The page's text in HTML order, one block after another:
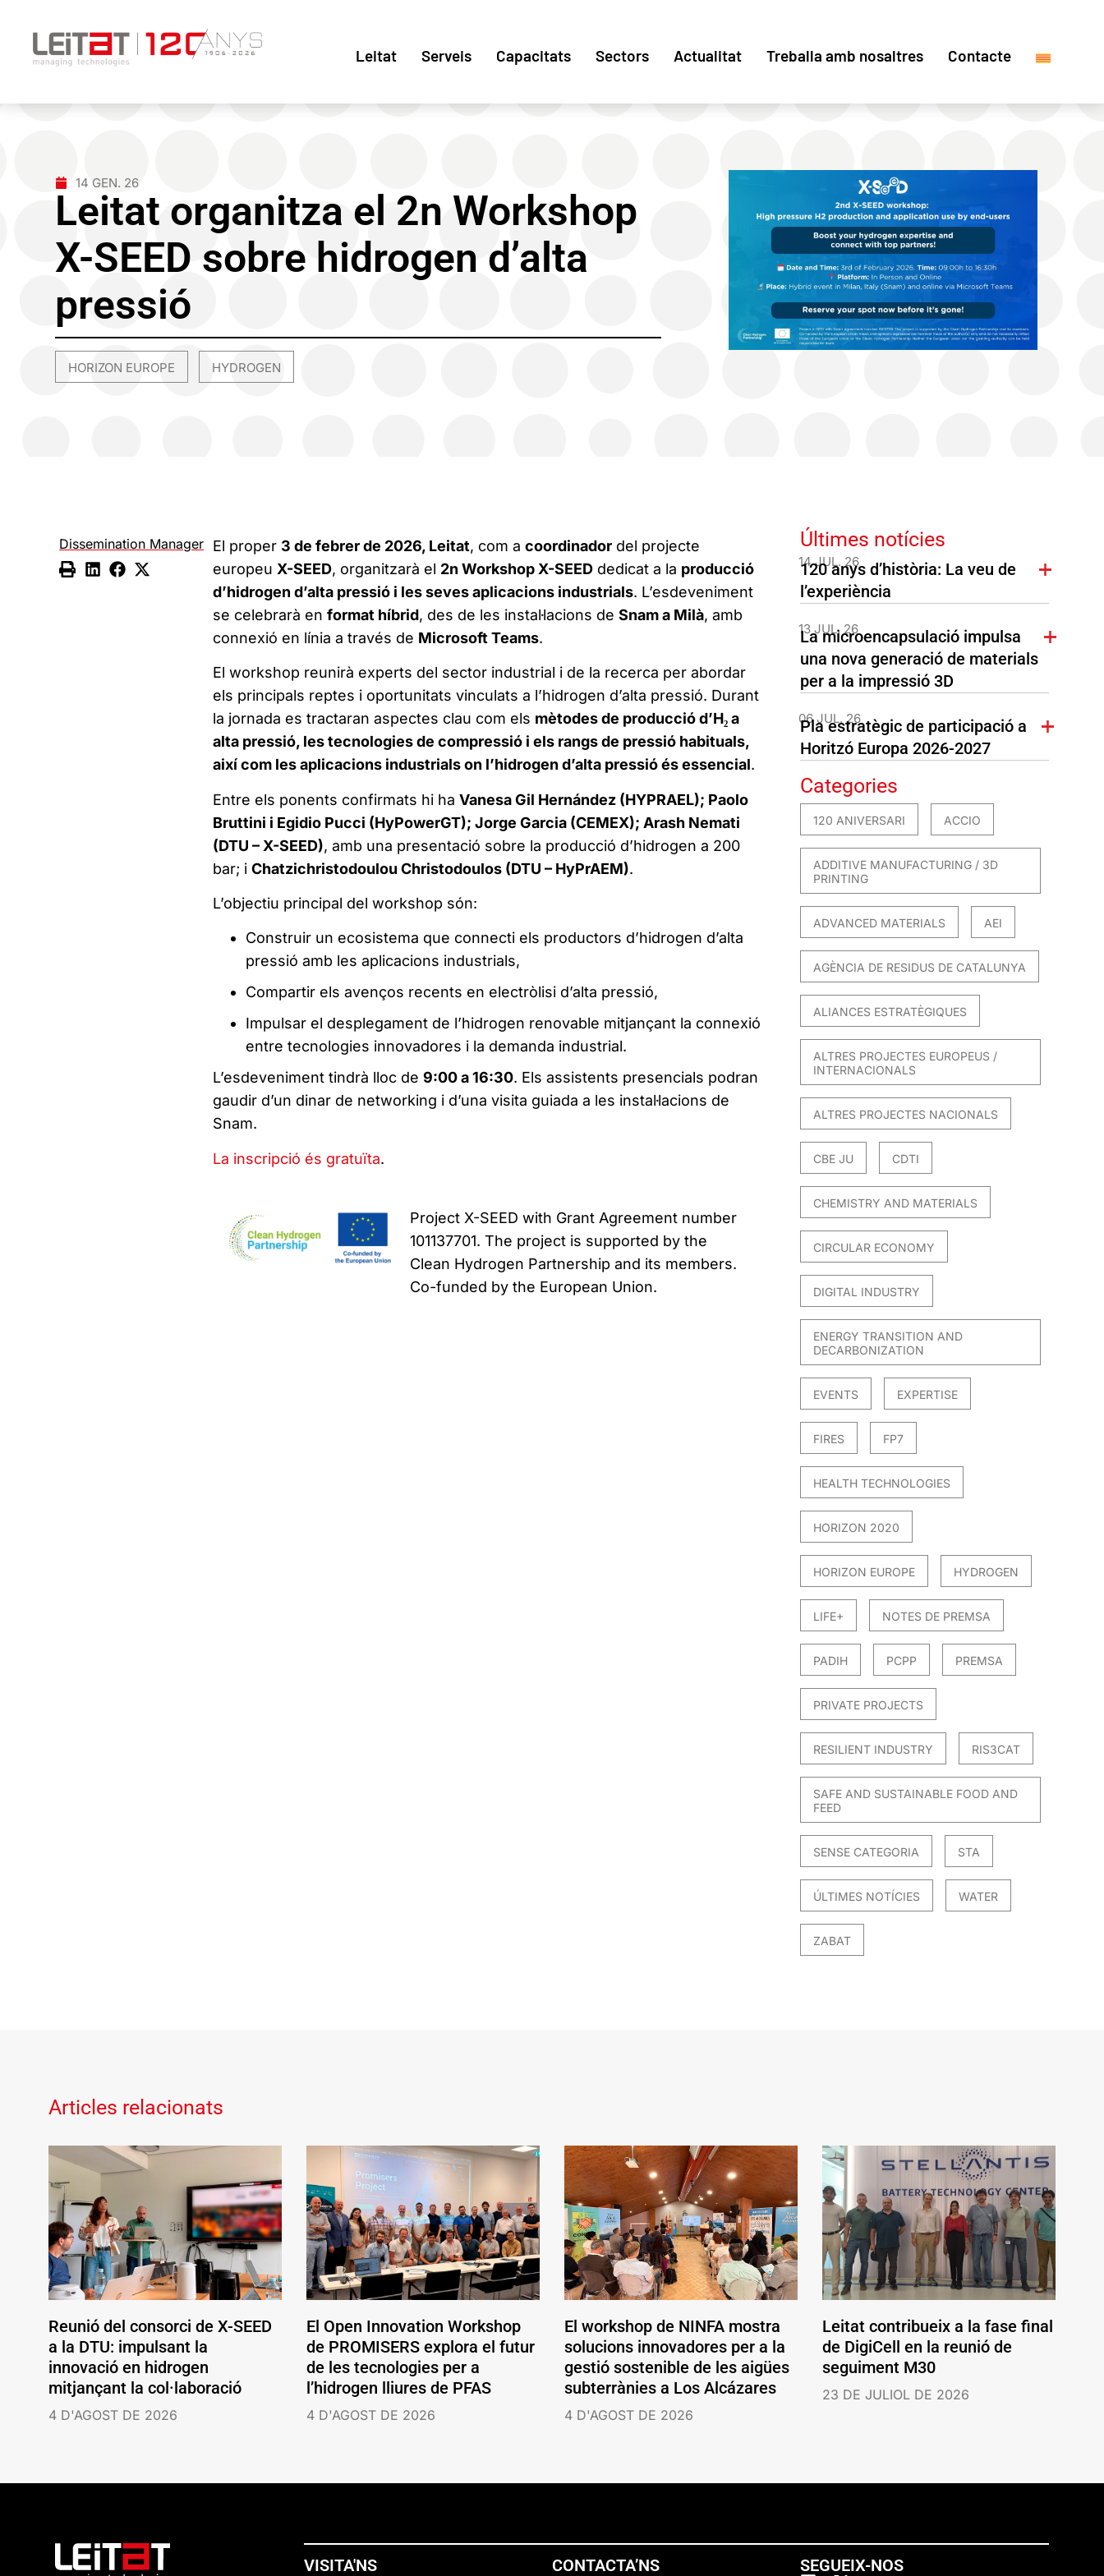
Leitat Serveis Capacitats Sectors Actualitat Treballa amb nosaltres Contacte
14 GEN. 26
Leitat organitza el 2n Workshop
X-SEED sobre hidrogen d’alta
pressió
HORIZON EUROPE HYDROGEN
Dissemination Manager El proper 3 de febrer de 2026, Leitat, com a coordinadordel projecte
europeu X-SEED, organitzarà el 2n Workshop X-SEEDdedicat a la producció
d’hidrogen d’alta pressió i les seves aplicacions industrials. L’esdeveniment
se celebrarà en format híbrid, des de les instal·lacions de Snam a Milà, amb
connexió en línia a través de Microsoft Teams.
El workshop reunirà experts del sector industrial i de la recerca per abordar
els principals reptes i oportunitats vinculats a l’hidrogen d’alta pressió. Durant
la jornada es tractaran aspectes clau com els mètodes de producció d’H₂ a
alta pressió, les tecnologies de compressió i els rangs de pressió habituals,
així com les aplicacions industrials on l’hidrogen d’alta pressió és essencial.
Entre els ponents confirmats hi ha Vanesa Gil Hernández (HYPRAEL); Paolo
Bruttini i Egidio Pucci (HyPowerGT); Jorge Garcia (CEMEX); Arash Nemati
(DTU – X-SEED), amb una presentació sobre la producció d’hidrogen a 200
bar; i Chatzichristodoulou Christodoulos (DTU – HyPrAEM).
L’objectiu principal del workshop són:
Construir un ecosistema que connecti els productors d’hidrogen d’alta
pressió amb les aplicacions industrials,
Compartir els avenços recents en electròlisi d’alta pressió,
Impulsar el desplegament de l’hidrogen renovable mitjançant la connexió
entre tecnologies innovadores i la demanda industrial.
L’esdeveniment tindrà lloc de 9:00 a 16:30. Els assistents presencials podran
gaudir d’un dinar de networking i d’una visita guiada a les instal·lacions de
Snam.
La inscripció és gratuïta.
Project X-SEED with Grant Agreement number
101137701. The project is supported by the
Clean Hydrogen Partnership and its members.
Co-funded by the European Union.
Últimes notícies
14 JUL. 26
120 anys d’història: La veu de
l’experiència
13 JUL. 26
La microencapsulació impulsa
una nova generació de materials
per a la impressió 3D
06 JUL. 26
Pla estratègic de participació a
Horitzó Europa 2026-2027
Categories
120 ANIVERSARI ACCIO
ADDITIVE MANUFACTURING / 3D
PRINTING
ADVANCED MATERIALS AEI
AGÈNCIA DE RESIDUS DE CATALUNYA
ALIANCES ESTRATÈGIQUES
ALTRES PROJECTES EUROPEUS /
INTERNACIONALS
ALTRES PROJECTES NACIONALS
CBE JU CDTI
CHEMISTRY AND MATERIALS
CIRCULAR ECONOMY
DIGITAL INDUSTRY
ENERGY TRANSITION AND
DECARBONIZATION
EVENTS EXPERTISE
FIRES FP7
HEALTH TECHNOLOGIES
HORIZON 2020
HORIZON EUROPE HYDROGEN
LIFE+ NOTES DE PREMSA
PADIH PCPP PREMSA
PRIVATE PROJECTS
RESILIENT INDUSTRY RIS3CAT
SAFE AND SUSTAINABLE FOOD AND
FEED
SENSE CATEGORIA STA
ÚLTIMES NOTÍCIES WATER
ZABAT
Articles relacionats
Reunió del consorci de X-SEED
a la DTU: impulsant la
innovació en hidrogen
mitjançant la col·laboració
4 D'AGOST DE 2026
El Open Innovation Workshop
de PROMISERS explora el futur
de les tecnologies per a
l’hidrogen lliures de PFAS
4 D'AGOST DE 2026
El workshop de NINFA mostra
solucions innovadores per a la
gestió sostenible de les aigües
subterrànies a Los Alcázares
4 D'AGOST DE 2026
Leitat contribueix a la fase final
de DigiCell en la reunió de
seguiment M30
23 DE JULIOL DE 2026
VISITA'NS CONTACTA’NS SEGUEIX-NOS